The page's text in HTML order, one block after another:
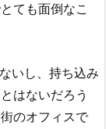
ても面倒なこ
いし、持ち込み
はないだろう
のオフィスで